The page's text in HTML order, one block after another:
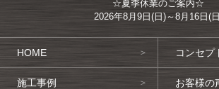
☆夏季休業のご案内☆
2026年8月9日(日)～8月16日(
HOME コンセプ
施工事例 お客様の